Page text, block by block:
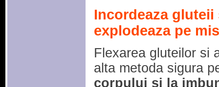
Incordeaza
explodeaza pe
Flexarea gluteilor si
alta metoda sigura
corpului si la